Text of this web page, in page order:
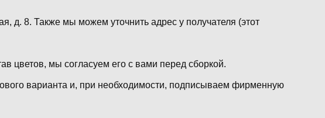
д. 8. Также мы можем уточнить адрес у получателя (этот
цветов, мы согласуем его с вами перед сборкой.
варианта и, при необходимости, подписываем фирменную